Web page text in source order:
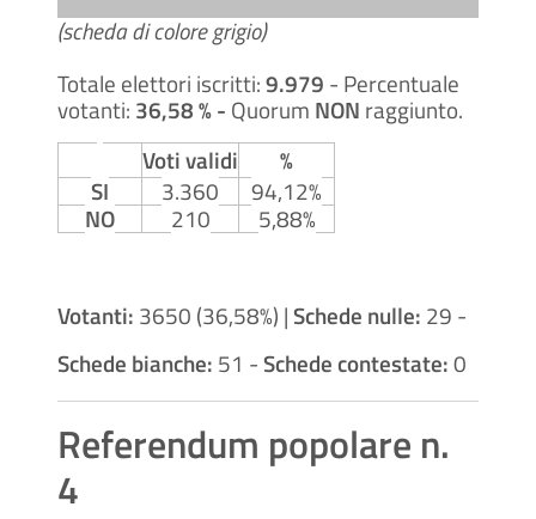
(scheda di colore grigio)
Totale elettori iscritti:9.979 - Percentuale
votanti: 36,58 % - Quorum NON raggiunto.
Voti validi
%
SI
3.360
94,12%
NO
210 5,88%
Votanti: 3650 (36,58%) |Schede nulle: 29 -
Schede bianche: 51 -Schede contestate:0
Referendum popolare n.
4